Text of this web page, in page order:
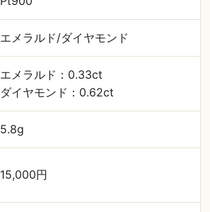
エメラルド/ダイヤモンド
エメラルド：0.33ct
ダイヤモンド：0.62ct
5.8g
15,000円